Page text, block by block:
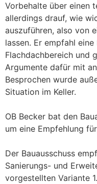
Vorbehalte über einen
allerdings drauf, wie
auszuführen, also von
lassen. Er empfahl
Flachdachbereich und
Argumente dafür mit
Besprochen wurde
Situation im Keller.
OB Becker bat den
um eine Empfehlung
Der Bauausschuss
Sanierungs- und
vorgestellten Variante 1.